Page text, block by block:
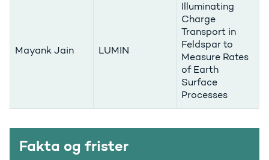
Mayank Jain LUMIN
Illuminating
Charge
Transport in
Feldspar to
Measure Rates
of Earth
Surface
Processes
Fakta og frister